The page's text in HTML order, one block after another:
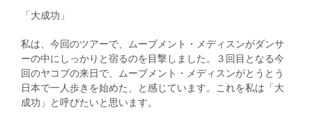
「大成功」
私は、今回のツアーで、ムーブメント・メディスンがダンサ
ーの中にしっかりと宿るのを目撃しました。３回目となる今
回のヤコブの来日で、ムーブメント・メディスンがとうとう
日本で一人歩きを始めた、と感じています。これを私は「大
成功」と呼びたいと思います。